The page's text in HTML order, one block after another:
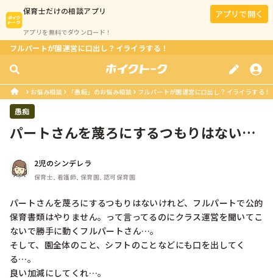
保育士だけの相談アプリ
アプリを無料でダウンロード！
アプリで開く
フルパートが園運営に口出し？イライラする！
お悩み相談 「愚痴」のお悩み相談 フルパートが園運営に口出し？イライラする！
愚痴
パートさんを蔑ろにするつもりはないけ
2児のシンデレラ
保育士, 看護師, 保育園, 認可保育園
パートさんを蔑ろにするつもりはないけれど、フルパートで公的
保育書類はやりません。って言ってるのにクラス運営を聞いてこ
ないで勝手に動くフルパートさん…。
そして、園全体のこと、シフトのことなどにも口を出してく
る…。
良い加減にしてくれ…。